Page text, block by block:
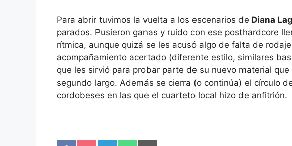
Para abrir tuvimos la vuelta a los escenarios de Diana
parados. Pusieron ganas y ruido con ese posthardcore
rítmica, aunque quizá se les acusó algo de falta de
acompañamiento acertado (diferente estilo, similares
que les sirvió para probar parte de su nuevo material
segundo largo. Además se cierra (o continúa) el círculo
cordobeses en las que el cuarteto local hizo de anfitrión.